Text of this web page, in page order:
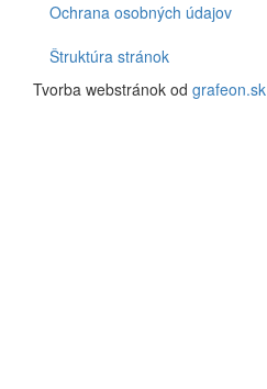
Ochrana osobných údajov
Štruktúra stránok
Tvorba webstránok od grafeon.sk